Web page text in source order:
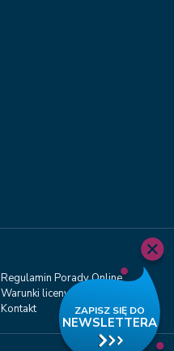
Regulamin Porady Online
Warunki licenyjne
Kontakt